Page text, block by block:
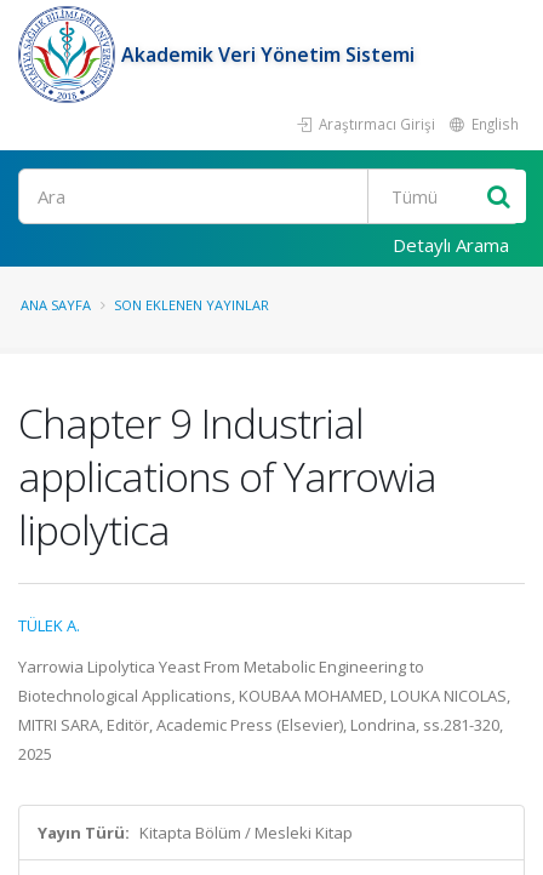
Akademik Veri Yönetim Sistemi
Araştırmacı Girişi English
Ara
Detaylı Arama
ANA SAYFA SON EKLENEN YAYINLAR
Chapter 9 Industrial
applications of Yarrowia
lipolytica
TÜLEK A.
Yarrowia Lipolytica Yeast From Metabolic Engineering to
Biotechnological Applications, KOUBAA MOHAMED, LOUKA NICOLAS,
MITRI SARA, Editör, Academic Press (Elsevier), Londrina, ss.281-320,
2025
Yayın Türü: Kitapta Bölüm / Mesleki Kitap